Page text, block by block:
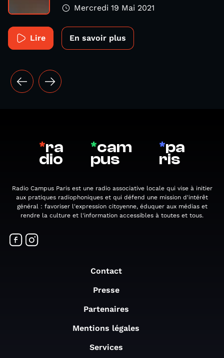
Mercredi 19 Mai 2021
Lire En savoir plus
*ra
dio
*cam
pus
*pa
ris
Radio Campus Paris est une radio associative locale qui vise à initier
aux pratiques radiophoniques et qui défend une mission d'intérêt
général : favoriser l'expression citoyenne, éduquer aux médias et
rendre la culture et l'information accessibles à toutes et tous.
Contact
Presse
Partenaires
Mentions légales
Services